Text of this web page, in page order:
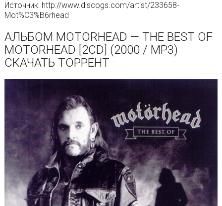
Источник: http://www.discogs.com/artist/233658-
Mot%C3%B6rhead
АЛЬБОМ MOTORHEAD — THE BEST OF
MOTORHEAD [2CD] (2000 / MP3)
СКАЧАТЬ ТОРРЕНТ